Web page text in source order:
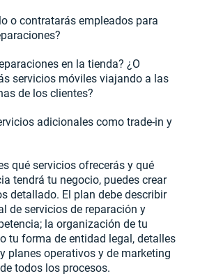
o contratarás empleados para
en la tienda? ¿O
servicios móviles viajando a las
de los clientes?
adicionales como trade-in y
qué servicios ofrecerás y qué
tendrá tu negocio, puedes crear
detallado. El plan debe describir
de servicios de reparación y
la organización de tu
tu forma de entidad legal, detalles
planes operativos y de marketing
todos los procesos.